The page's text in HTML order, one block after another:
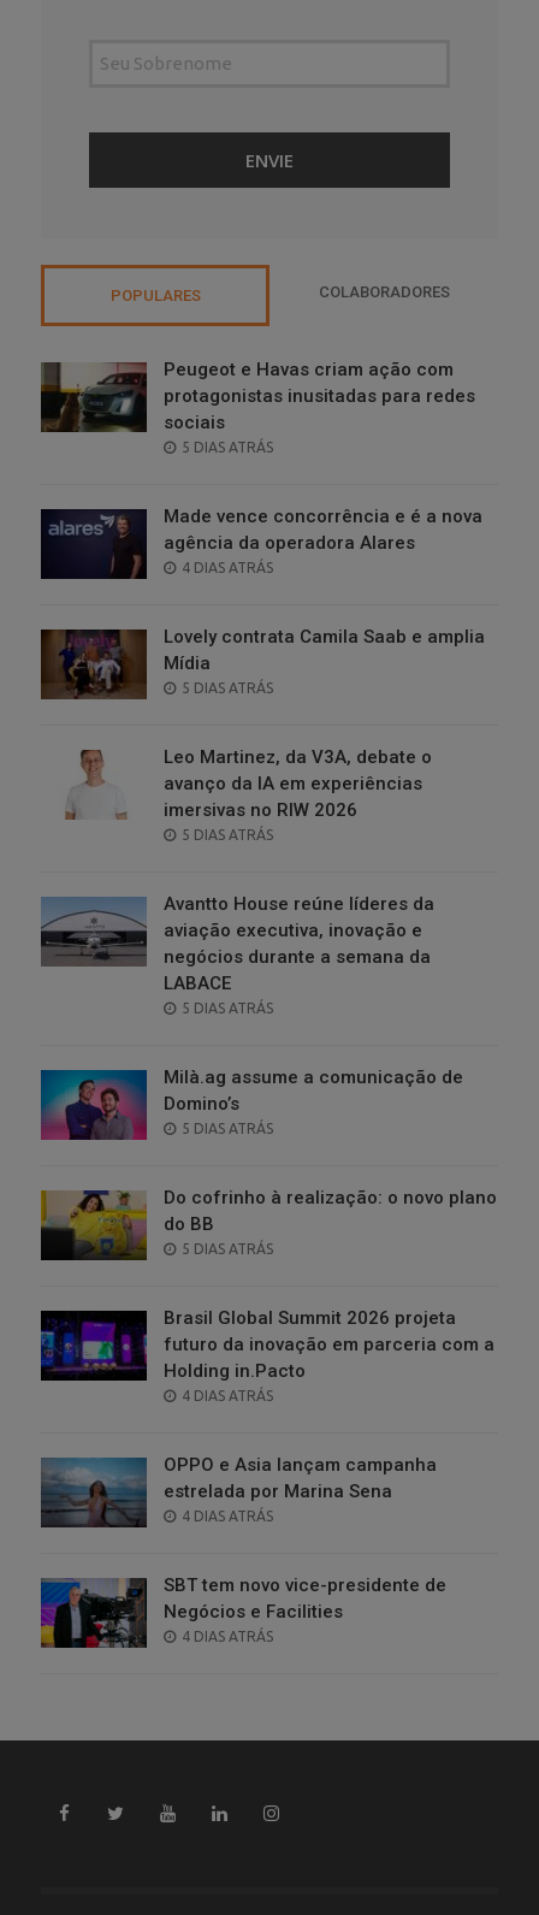
POPULARES COLABORADORES
Peugeot e Havas criam ação com
protagonistas inusitadas para redes
sociais
POSTED
5 DIAS ATRÁS
Made vence concorrência e é a nova
agência da operadora Alares
POSTED
4 DIAS ATRÁS
Lovely contrata Camila Saab e amplia
Mídia
POSTED
5 DIAS ATRÁS
Leo Martinez, da V3A, debate o
avanço da IA em experiências
imersivas no RIW 2026
POSTED
5 DIAS ATRÁS
Avantto House reúne líderes da
aviação executiva, inovação e
negócios durante a semana da
LABACE
POSTED
5 DIAS ATRÁS
Milà.ag assume a comunicação de
Domino’s
POSTED
5 DIAS ATRÁS
Do cofrinho à realização: o novo plano
do BB
POSTED
5 DIAS ATRÁS
Brasil Global Summit 2026 projeta
futuro da inovação em parceria com a
Holding in.Pacto
POSTED
4 DIAS ATRÁS
OPPO e Asia lançam campanha
estrelada por Marina Sena
POSTED
4 DIAS ATRÁS
SBT tem novo vice-presidente de
Negócios e Facilities
POSTED
4 DIAS ATRÁS